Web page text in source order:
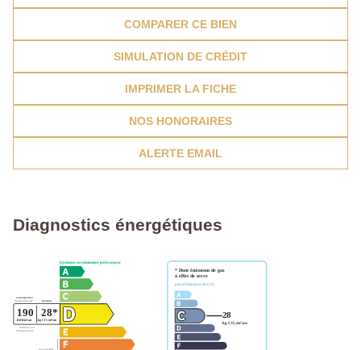
COMPARER CE BIEN
SIMULATION DE CRÉDIT
IMPRIMER LA FICHE
NOS HONORAIRES
ALERTE EMAIL
Diagnostics énergétiques